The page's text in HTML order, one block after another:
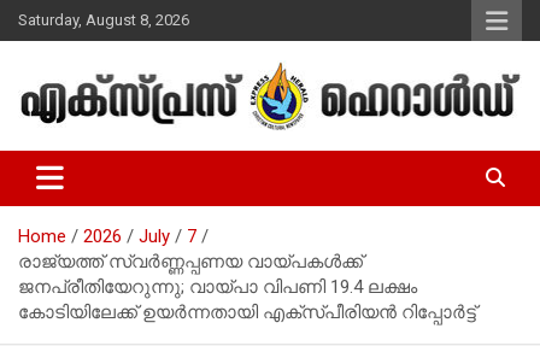
Skip
to
Saturday, August 8, 2026
Express Herald – Malayalam
Christian News
Home 2026 July
7
രാജ്യത്ത് സ്വർണ്ണപ്പണയ വായ്പകൾക്ക്
ജനപ്രീതിയേറുന്നു; വായ്പാ വിപണി 19.4 ലക്ഷം
കോടിയിലേക്ക് ഉയർന്നതായി എക്സ്പീരിയൻ റിപ്പോർട്ട്